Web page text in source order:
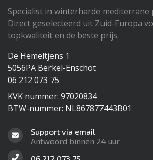
Specialist in winterharde mediterrane
Direct geselecteerd uit Zuid-Europa
topkwaliteit en de beste prijs.
De Hemeltjens 1
5056PA Berkel-Enschot
06 212 073 75
KVK nummer: 97020834
BTW-nummer: NL867877443B01
Support via email
Antwoord binnen 24 uur